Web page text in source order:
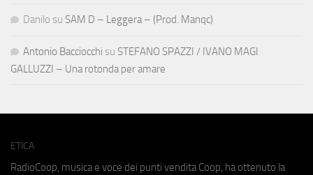
Danilo su SAM D – Leggera – (Prod. Manqc)
Antonio Bacciocchi su STEFANO SPAZZI / IVANO MAGI
GALLUZZI – Una rotonda per amare
ETICA
RadioCoop, musica e voce dei punti vendita Coop, ha ottenuto la